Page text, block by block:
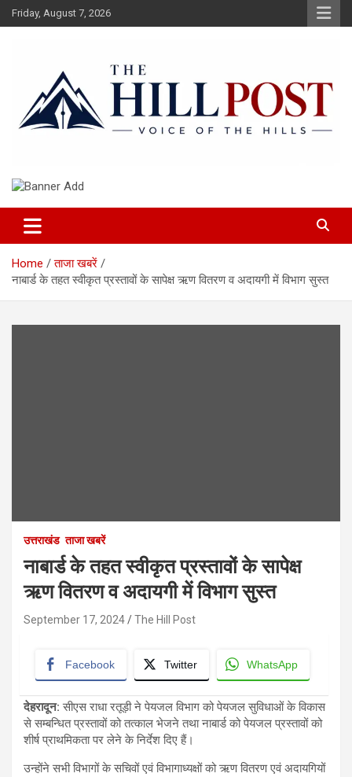
Skip
to
Friday, August 7, 2026
The Hillpost
Home
ताजा खबरें
नाबार्ड के तहत स्वीकृत प्रस्तावों के सापेक्ष ऋण वितरण व अदायगी में विभाग सुस्त
उत्तराखंड ताजा खबरें
नाबार्ड के तहत स्वीकृत प्रस्तावों के सापेक्ष
ऋण वितरण व अदायगी में विभाग सुस्त
September 17, 2024 The Hill Post
Facebook Twitter WhatsApp
देहरादून: सीएस राधा रतूड़ी ने पेयजल विभाग को पेयजल सुविधाओं के विकास
से सम्बन्धित प्रस्तावों को तत्काल भेजने तथा नाबार्ड को पेयजल प्रस्तावों को
शीर्ष प्राथमिकता पर लेने के निर्देश दिए हैं।
उन्होंने सभी विभागों के सचिवों एवं विभागाध्यक्षों को ऋण वितरण एवं अदायगियों